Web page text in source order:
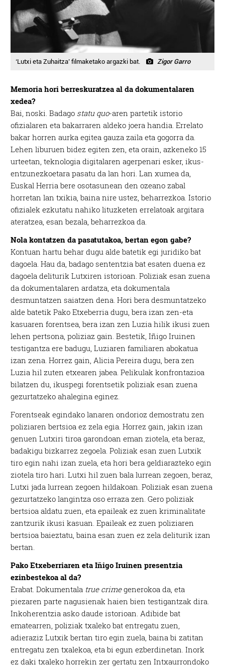
‘Lutxi eta Zuhaitza’ filmaketako argazki bat. Zigor Garro
Memoria hori berreskuratzea al da dokumentalaren
xedea?
Bai, noski. Badago statu quo-aren partetik istorio
ofizialaren eta bakarraren aldeko joera handia. Errelato
bakar horren aurka egitea gauza zaila eta gogorra da.
Lehen liburuen bidez egiten zen, eta orain, azkeneko 15
urteetan, teknologia digitalaren agerpenari esker, ikus-
entzunezkoetara pasatu da lan hori. Lan xumea da,
Euskal Herria bere osotasunean den ozeano zabal
horretan lan txikia, baina nire ustez, beharrezkoa. Istorio
ofizialek ezkutatu nahiko lituzketen errelatoak argitara
ateratzea, esan bezala, beharrezkoa da.
Nola kontatzen da pasatutakoa, bertan egon gabe?
Kontuan hartu behar dugu alde batetik egi juridiko bat
dagoela. Hau da, badago sententzia bat esaten duena ez
dagoela deliturik Lutxiren istorioan. Poliziak esan zuena
da dokumentalaren ardatza, eta dokumentala
desmuntatzen saiatzen dena. Hori bera desmuntatzeko
alde batetik Pako Etxeberria dugu, bera izan zen-eta
kasuaren forentsea, bera izan zen Luzia hilik ikusi zuen
lehen pertsona, poliziaz gain. Bestetik, Iñigo Iruinen
testigantza ere badugu, Luziaren familiaren abokatua
izan zena. Horrez gain, Alicia Pereira dugu, bera zen
Luzia hil zuten etxearen jabea. Pelikulak konfrontazioa
bilatzen du, ikuspegi forentsetik poliziak esan zuena
gezurtatzeko ahalegina eginez.
Forentseak egindako lanaren ondorioz demostratu zen
poliziaren bertsioa ez zela egia. Horrez gain, jakin izan
genuen Lutxiri tiroa garondoan eman ziotela, eta beraz,
badakigu bizkarrez zegoela. Poliziak esan zuen Lutxik
tiro egin nahi izan zuela, eta hori bera geldiarazteko egin
ziotela tiro hari. Lutxi hil zuen bala lurrean zegoen, beraz,
Lutxi jada lurrean zegoen hildakoan. Poliziak esan zuena
gezurtatzeko langintza oso erraza zen. Gero poliziak
bertsioa aldatu zuen, eta epaileak ez zuen kriminalitate
zantzurik ikusi kasuan. Epaileak ez zuen poliziaren
bertsioa baieztatu, baina esan zuen ez zela deliturik izan
bertan.
Pako Etxeberriaren eta Iñigo Iruinen presentzia
ezinbestekoa al da?
Erabat. Dokumentala true crimegenerokoa da, eta
piezaren parte nagusienak haien bien testigantzak dira.
Inkoherentzia asko daude istorioan. Adibide bat
ematearren, poliziak txaleko bat entregatu zuen,
adieraziz Lutxik bertan tiro egin zuela, baina bi zatitan
entregatu zen txalekoa, eta bi egun ezberdinetan. Inork
ez daki txaleko horrekin zer gertatu zen Intxaurrondoko